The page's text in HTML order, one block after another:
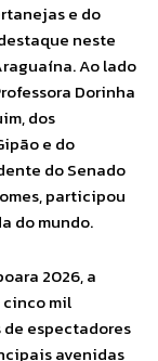
e do
neste
Ao lado
Dorinha
dos
e do
do Senado
participou
do mundo.
2026, a
cinco mil
de espectadores
avenidas